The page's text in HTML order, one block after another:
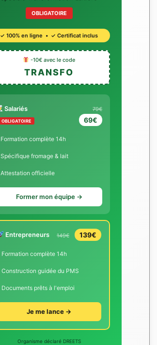
OBLIGATOIRE
✓ 100% en ligne • ✓ Certificat inclus
-10€ avec le code
TRANSFO
Salariés
OBLIGATOIRE
79€
69€
Formation complète 14h
Spécifique fromage & lait
Attestation officielle
Former mon équipe →
Entrepreneurs 149€ 139€
Formation complète 14h
Construction guidée du PMS
Documents prêts à l'emploi
Je me lance →
Organisme déclaré DREETS